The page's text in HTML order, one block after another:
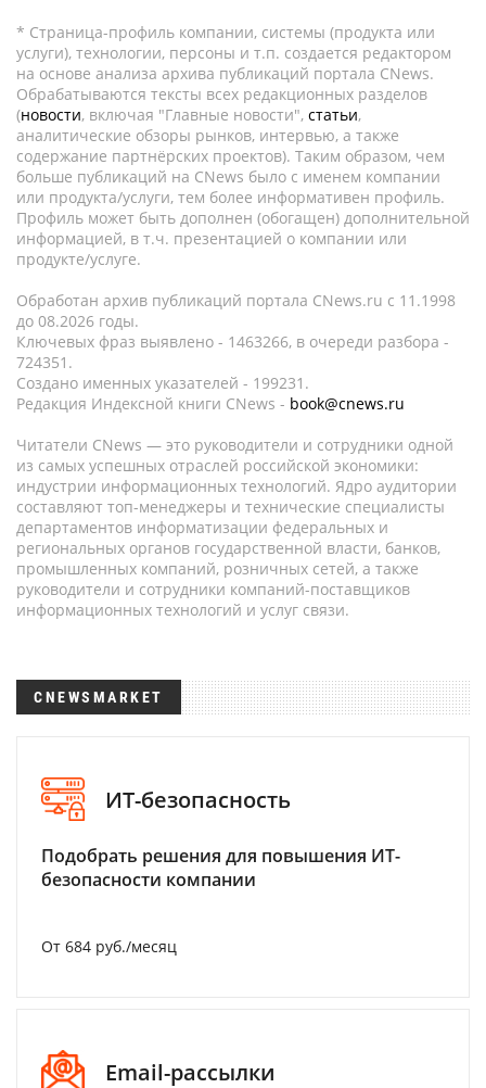
* Страница-профиль компании, системы (продукта или
услуги), технологии, персоны и т.п. создается редактором
на основе анализа архива публикаций портала CNews.
Обрабатываются тексты всех редакционных разделов
(новости, включая "Главные новости", статьи,
аналитические обзоры рынков, интервью, а также
содержание партнёрских проектов). Таким образом, чем
больше публикаций на CNews было с именем компании
или продукта/услуги, тем более информативен профиль.
Профиль может быть дополнен (обогащен) дополнительной
информацией, в т.ч. презентацией о компании или
продукте/услуге.
Обработан архив публикаций портала CNews.ru c 11.1998
до 08.2026 годы.
Ключевых фраз выявлено - 1463266, в очереди разбора -
724351.
Создано именных указателей - 199231.
Редакция Индексной книги CNews - book@cnews.ru
Читатели CNews — это руководители и сотрудники одной
из самых успешных отраслей российской экономики:
индустрии информационных технологий. Ядро аудитории
составляют топ-менеджеры и технические специалисты
департаментов информатизации федеральных и
региональных органов государственной власти, банков,
промышленных компаний, розничных сетей, а также
руководители и сотрудники компаний-поставщиков
информационных технологий и услуг связи.
CNEWSMARKET
ИТ-безопасность
Подобрать решения для повышения ИТ-
безопасности компании
От 684 руб./месяц
Email-рассылки